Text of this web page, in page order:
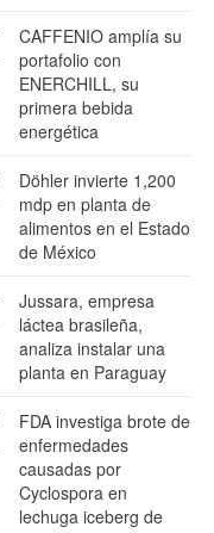
CAFFENIO amplía su
portafolio con
ENERCHILL, su
primera bebida
energética
Döhler invierte 1,200
mdp en planta de
alimentos en el Estado
de México
Jussara, empresa
láctea brasileña,
analiza instalar una
planta en Paraguay
FDA investiga brote de
enfermedades
causadas por
Cyclospora en
lechuga iceberg de